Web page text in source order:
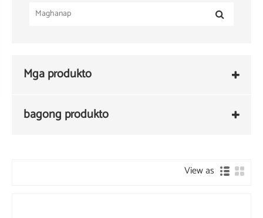
Mga produkto
bagong produkto
View as